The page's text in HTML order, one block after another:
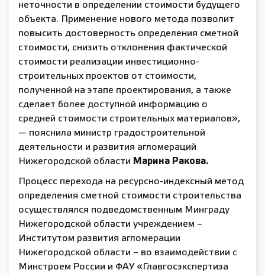
неточности в определении стоимости будущего
объекта. Применение нового метода позволит
повысить достоверность определения сметной
стоимости, снизить отклонения фактической
стоимости реализации инвестиционно-
строительных проектов от стоимости,
полученной на этапе проектирования, а также
сделает более доступной информацию о
средней стоимости строительных материалов»,
— пояснила министр градостроительной
деятельности и развития агломераций
Нижегородской области Марина Ракова.
Процесс перехода на ресурсно-индексный метод
определения сметной стоимости строительства
осуществлялся подведомственным Минграду
Нижегородской области учреждением –
Институтом развития агломерации
Нижегородской области – во взаимодействии с
Минстроем России и ФАУ «Главгосэкспертиза